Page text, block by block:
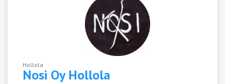
Hollola
Nosi Oy Hollola